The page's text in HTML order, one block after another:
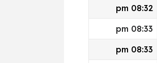
08:32 pm
08:33 pm
08:33 pm